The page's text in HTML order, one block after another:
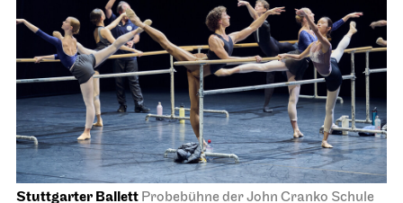
Ballett & Brezeln
24.04.2027
10:30 - 12:00